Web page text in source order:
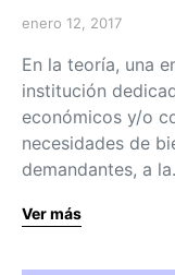
enero 12, 2017
En la teoría, una
institución
económicos y/o
necesidades de
demandantes, a
Ver más